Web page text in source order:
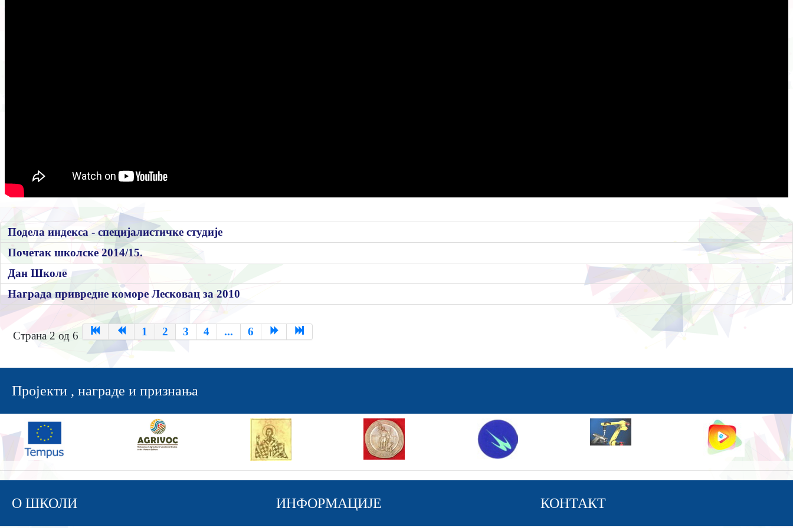
Подела индекса - специјалистичке студије
Почетак школске 2014/15.
Дан Школе
Награда привредне коморе Лесковац за 2010
Страна 2 од 6 1 2 3 4 ... 6
Пројекти , награде и признања
О ШКОЛИ ИНФОРМАЦИЈЕ КОНТАКТ